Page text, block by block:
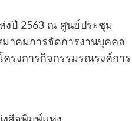
ปี 2563 ณ ศูนย์ประชุม
าคมการจัดการงานบุคคล
ครงการกิจกรรมรณรงค์การ